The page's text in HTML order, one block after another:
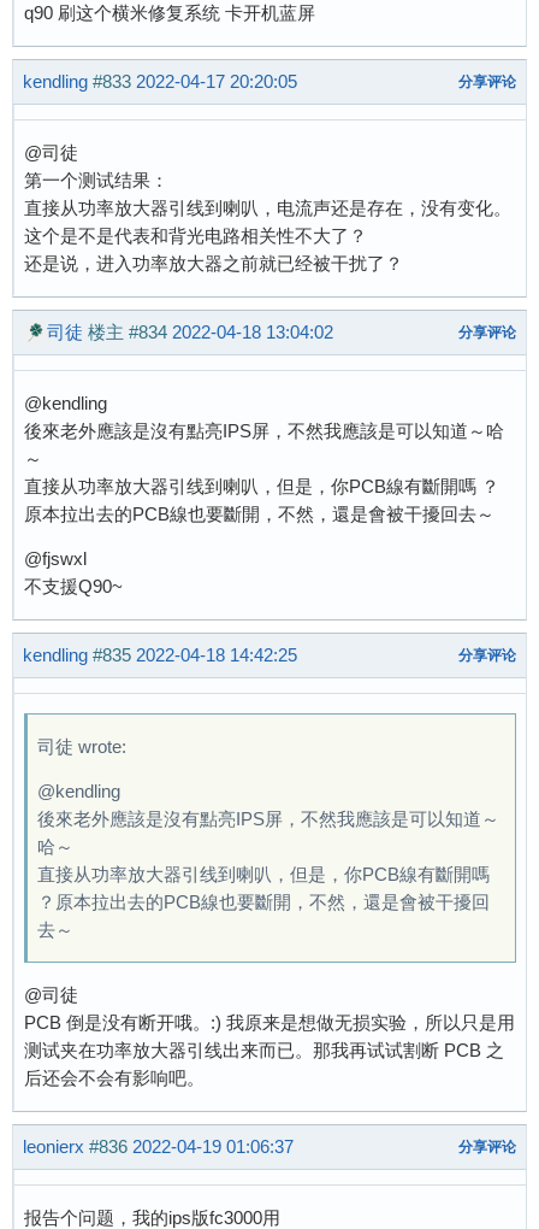
q90 刷这个横米修复系统 卡开机蓝屏
kendling #833 2022-04-17 20:20:05 分享评论
@司徒
第一个测试结果：
直接从功率放大器引线到喇叭，电流声还是存在，没有变化。
这个是不是代表和背光电路相关性不大了？
还是说，进入功率放大器之前就已经被干扰了？
司徒 楼主 #834 2022-04-18 13:04:02 分享评论
@kendling
後來老外應該是沒有點亮IPS屏，不然我應該是可以知道～哈
～
直接从功率放大器引线到喇叭，但是，你PCB線有斷開嗎 ？
原本拉出去的PCB線也要斷開，不然，還是會被干擾回去～
@fjswxl
不支援Q90~
kendling #835 2022-04-18 14:42:25 分享评论
司徒 wrote:
@kendling
後來老外應該是沒有點亮IPS屏，不然我應該是可以知道～
哈～
直接从功率放大器引线到喇叭，但是，你PCB線有斷開嗎
？原本拉出去的PCB線也要斷開，不然，還是會被干擾回
去～
@司徒
PCB 倒是没有断开哦。:) 我原来是想做无损实验，所以只是用
测试夹在功率放大器引线出来而已。那我再试试割断 PCB 之
后还会不会有影响吧。
leonierx #836 2022-04-19 01:06:37 分享评论
报告个问题，我的ips版fc3000用